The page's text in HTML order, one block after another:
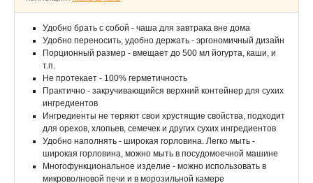
Удобно брать с собой - чаша для завтрака вне дома
Удобно переносить, удобно держать - эргономичный дизайн
Порционный размер - вмещает до 500 мл йогурта, каши, и
т.п.
Не протекает - 100% герметичность
Практично - закручивающийся верхний контейнер для сухих
ингредиентов
Ингредиенты не теряют свои хрустящие свойства, подходит
для орехов, хлопьев, семечек и других сухих ингредиентов
Удобно наполнять - широкая горловина. Легко мыть -
широкая горловина, можно мыть в посудомоечной машине
Многофункциональное изделие - можно использовать в
микроволновой печи и в морозильной камере